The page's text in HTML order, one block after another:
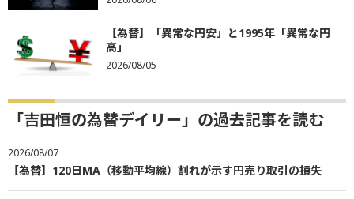
【為替】「異常な円安」と1995年「異常な円
高」
2026/08/05
「吉田恒の為替デイリー」の過去記事を読む
2026/08/07
【為替】120日MA（移動平均線）割れが示す円売り取引の損失